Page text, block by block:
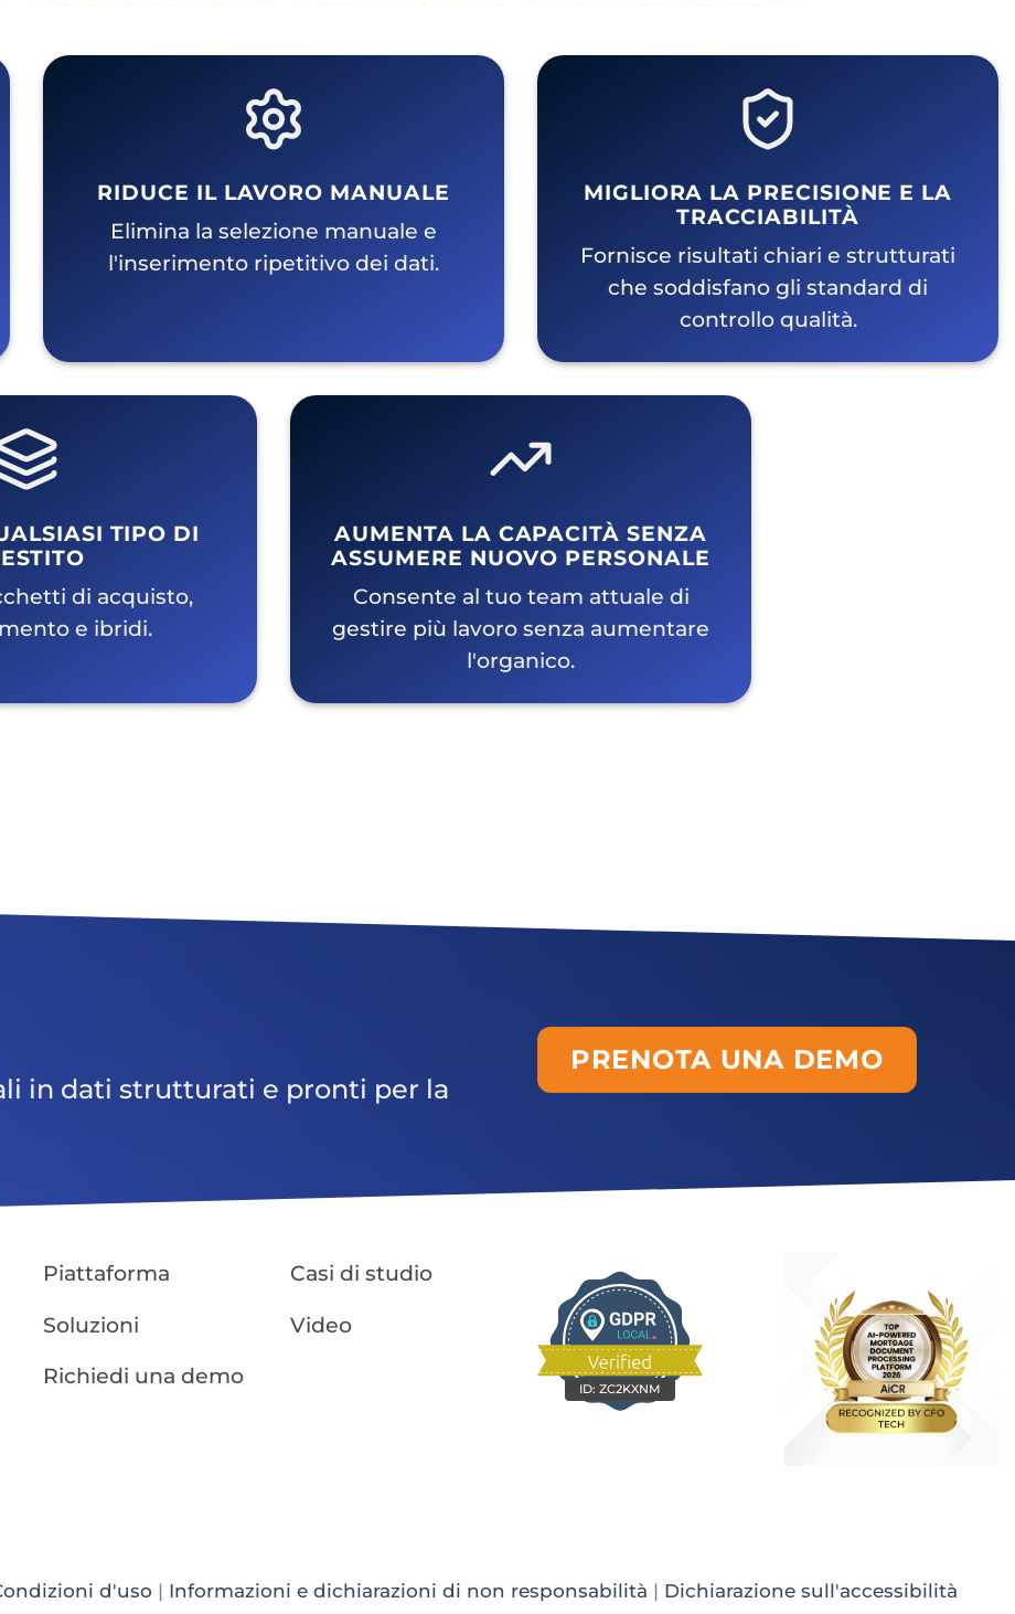
RIDUCE IL LAVORO MANUALE
Elimina la selezione manuale e
l'inserimento ripetitivo dei dati.
MIGLIORA LA PRECISIONE E LA
TRACCIABILITÀ
Fornisce risultati chiari e strutturati
che soddisfano gli standard di
controllo qualità.
TIPO DI
di acquisto,
e ibridi.
AUMENTA LA CAPACITÀ SENZA
ASSUMERE NUOVO PERSONALE
Consente al tuo team attuale di
gestire più lavoro senza aumentare
l'organico.
in dati strutturati e pronti per la
PRENOTA UNA DEMO
Piattaforma
Soluzioni
Richiedi una demo
Casi di studio
Video
ID: ZC2KXNM
d'uso | Informazioni e dichiarazioni di non responsabilità | Dichiarazione sull'accessibilità